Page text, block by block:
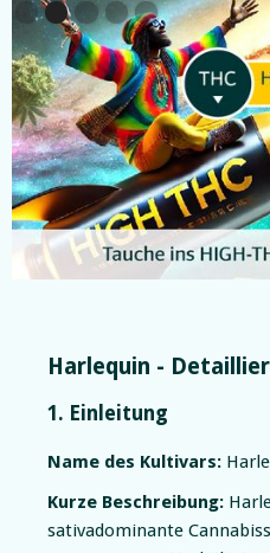
Harlequin -
1. Einleitung
Name des Kultivars:
Kurze Beschreibung:
sativadominante